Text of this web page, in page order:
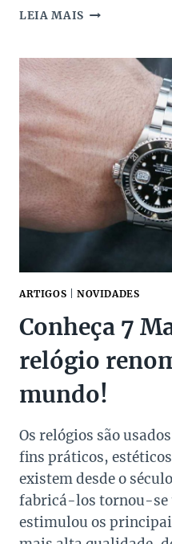
LEIA MAIS 3
DE
RELÓGIOS
SUPER
SALE
MÊS
DOS
NAMORADOS
2026
ARTIGOS NOVIDADES
Conheça 7
relógio
mundo!
Os relógios são
fins práticos,
existem desde o
fabricá-los tornou-se
estimulou os